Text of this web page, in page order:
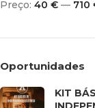
Preço: 40 € — 710
Oportunidades
KIT